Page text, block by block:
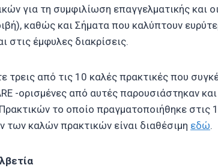
για τη συμφιλίωση επαγγελματικής και
καθώς και Σήματα που καλύπτουν
στις έμφυλες διακρίσεις.
τρεις από τις 10 καλές πρακτικές που
-ορισμένες από αυτές παρουσιάστηκαν
το οποίο πραγματοποιήθηκε στις
καλών πρακτικών είναι διαθέσιμη εδώ.